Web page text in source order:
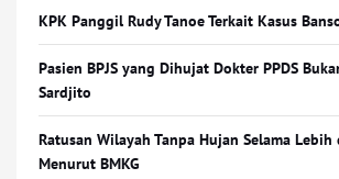
KPK Panggil Rudy Tanoe Terkait Kasus
Pasien BPJS yang Dihujat Dokter PPDS
Sardjito
Ratusan Wilayah Tanpa Hujan Selama
Menurut BMKG